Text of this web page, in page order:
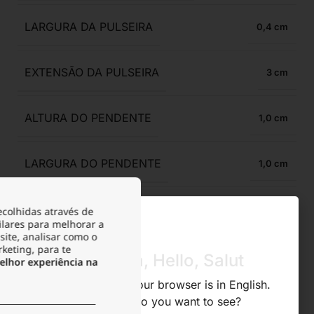
LARGURA DA PULSEIRA 0,4
EXTENSÃO DA PULSEIRA 3
ALTURA DO PENDENTE 1,0
LARGURA DO PENDENTE 1,0
ACABAMENTO
ANTIALÉRGICO
através de
para melhorar a
analisar como o
para te
experiência naOlá, Hola, Hello, Salut
We noticed that your browser is in English.
What store do you want to see?